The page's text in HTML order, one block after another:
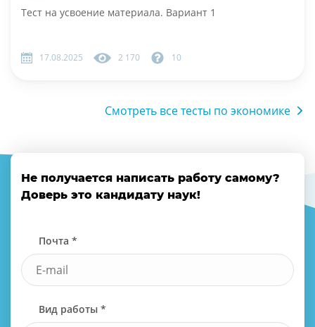
Тест на усвоение материала. Вариант 1
17.08.2025 2 170 10
Смотреть все тесты по экономике
Не получается написать работу самому?
Доверь это кандидату наук!
Почта *
Вид работы *